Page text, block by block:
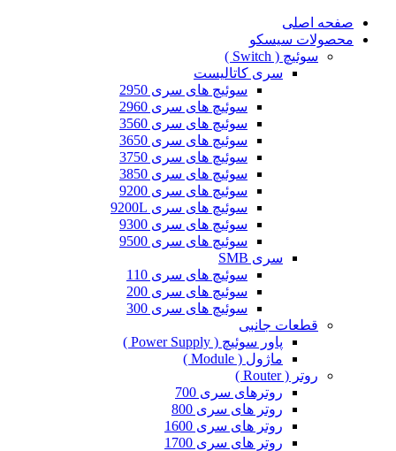
صفحه اصلی
محصولات سیسکو
سوئیچ ( Switch )
سری کاتالیست
سوئیچ های سری 2950
سوئیچ های سری 2960
سوئیچ های سری 3560
سوئیچ های سری 3650
سوئیچ های سری 3750
سوئیچ های سری 3850
سوئیچ های سری 9200
سوئیچ های سری 9200L
سوئیچ های سری 9300
سوئیچ های سری 9500
سری SMB
سوئیچ های سری 110
سوئیچ های سری 200
سوئیچ های سری 300
قطعات جانبی
پاور سوئیچ ( Power Supply )
ماژول ( Module )
روتر ( Router )
روترهای سری 700
روتر های سری 800
روتر های سری 1600
روتر های سری 1700